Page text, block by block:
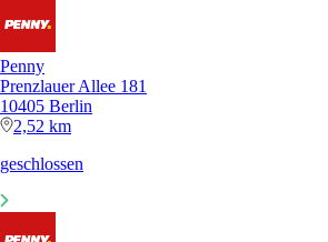
Penny
Prenzlauer Allee 181
10405 Berlin
2,52 km
geschlossen